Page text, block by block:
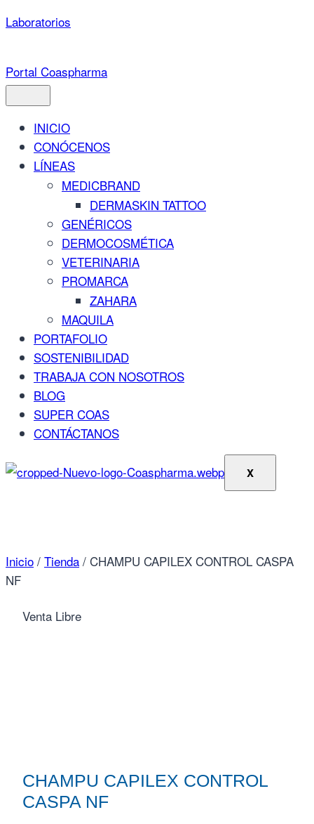
Saltar
Laboratorios
Portal Coaspharma
INICIO
CONÓCENOS
LÍNEAS
MEDICBRAND
DERMASKIN TATTOO
GENÉRICOS
DERMOCOSMÉTICA
VETERINARIA
PROMARCA
ZAHARA
MAQUILA
PORTAFOLIO
SOSTENIBILIDAD
TRABAJA CON NOSOTROS
BLOG
SUPER COAS
CONTÁCTANOS
X
Inicio / Tienda / CHAMPU CAPILEX CONTROL CASPA
NF
Venta Libre
CHAMPU CAPILEX CONTROL
CASPA NF